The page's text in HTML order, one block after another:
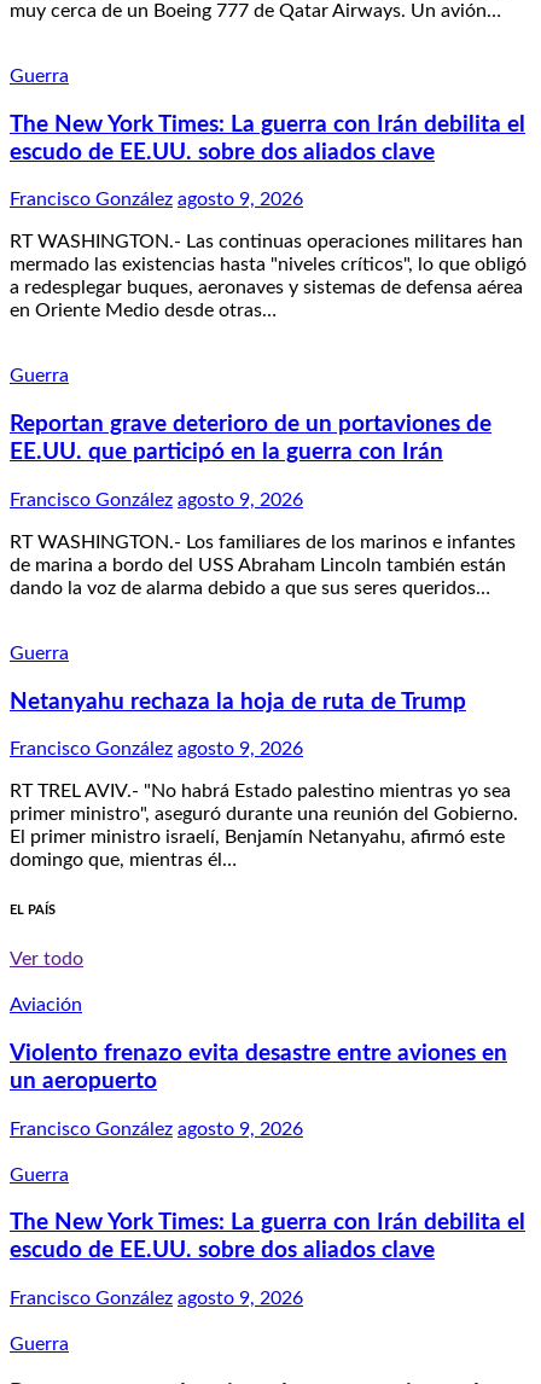
muy cerca de un Boeing 777 de Qatar Airways. Un avión…
Guerra
The New York Times: La guerra con Irán debilita el
escudo de EE.UU. sobre dos aliados clave
Francisco González agosto 9, 2026
RT WASHINGTON.- Las continuas operaciones militares han
mermado las existencias hasta "niveles críticos", lo que obligó
a redesplegar buques, aeronaves y sistemas de defensa aérea
en Oriente Medio desde otras…
Guerra
Reportan grave deterioro de un portaviones de
EE.UU. que participó en la guerra con Irán
Francisco González agosto 9, 2026
RT WASHINGTON.- Los familiares de los marinos e infantes
de marina a bordo del USS Abraham Lincoln también están
dando la voz de alarma debido a que sus seres queridos…
Guerra
Netanyahu rechaza la hoja de ruta de Trump
Francisco González agosto 9, 2026
RT TREL AVIV.- "No habrá Estado palestino mientras yo sea
primer ministro", aseguró durante una reunión del Gobierno.
El primer ministro israelí, Benjamín Netanyahu, afirmó este
domingo que, mientras él…
EL PAÍS
Ver todo
Aviación
Violento frenazo evita desastre entre aviones en
un aeropuerto
Francisco González agosto 9, 2026
Guerra
The New York Times: La guerra con Irán debilita el
escudo de EE.UU. sobre dos aliados clave
Francisco González agosto 9, 2026
Guerra